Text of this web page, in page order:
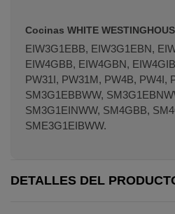
Cocinas WHITE
EIW3G1EBB, EIW3G1EBN,
EIW4GBB, EIW4GBN,
PW31I, PW31M, PW4B, PW4I,
SM3G1EBBWW,
SM3G1EINWW, SM4GBB,
SME3G1EIBWW.
DETALLES DEL